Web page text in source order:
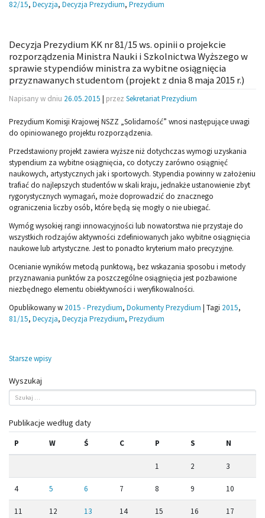
82/15, Decyzja, Decyzja Prezydium, Prezydium
Decyzja Prezydium KK nr 81/15 ws. opinii o projekcie
rozporządzenia Ministra Nauki i Szkolnictwa Wyższego w
sprawie stypendiów ministra za wybitne osiągnięcia
przyznawanych studentom (projekt z dnia 8 maja 2015 r.)
Napisany w dniu 26.05.2015 | przez Sekretariat Prezydium
Prezydium Komisji Krajowej NSZZ „Solidarność” wnosi następujące uwagi
do opiniowanego projektu rozporządzenia.
Przedstawiony projekt zawiera wyższe niż dotychczas wymogi uzyskania
stypendium za wybitne osiągnięcia, co dotyczy zarówno osiągnięć
naukowych, artystycznych jaki sportowych. Stypendia powinny w założeniu
trafiać do najlepszych studentów w skali kraju, jednakże ustanowienie zbyt
rygorystycznych wymagań, może doprowadzić do znacznego
ograniczenia liczby osób, które będą się mogły o nie ubiegać.
Wymóg wysokiej rangi innowacyjności lub nowatorstwa nie przystaje do
wszystkich rodzajów aktywności zdefiniowanych jako wybitne osiągnięcia
naukowe lub artystyczne. Jest to ponadto kryterium mało precyzyjne.
Ocenianie wyników metodą punktową, bez wskazania sposobu i metody
przyznawania punktów za poszczególne osiągnięcia jest pozbawione
niezbędnego elementu obiektywności i weryfikowalności.
Opublikowany w 2015 - Prezydium, Dokumenty Prezydium | Tagi 2015,
81/15, Decyzja, Decyzja Prezydium, Prezydium
Nawigacja
po
wpisach
Starsze wpisy
Wyszukaj
Publikacje według daty
P W Ś C P S N
1 2 3
4 5 6 7 8 9 10
11 12 13 14 15 16 17